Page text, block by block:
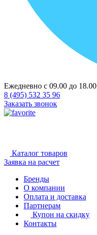
Ежедневно с 09.00 до 18.00
8 (495) 532 35 96
Заказать звонок
Каталог товаров
Заявка на расчет
Бренды
О компании
Оплата и доставка
Партнерам
Купон на скидку
Контакты